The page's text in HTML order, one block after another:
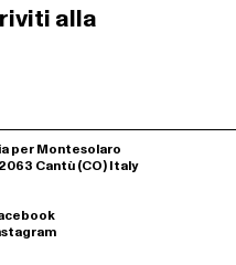
alla
per Montesolaro
Cantù (CO) Italy